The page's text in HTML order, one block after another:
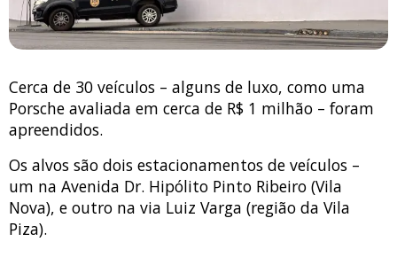
Cerca de 30 veículos – alguns de luxo, como uma
Porsche avaliada em cerca de R$ 1 milhão – foram
apreendidos.
Os alvos são dois estacionamentos de veículos –
um na Avenida Dr. Hipólito Pinto Ribeiro (Vila
Nova), e outro na via Luiz Varga (região da Vila
Piza).